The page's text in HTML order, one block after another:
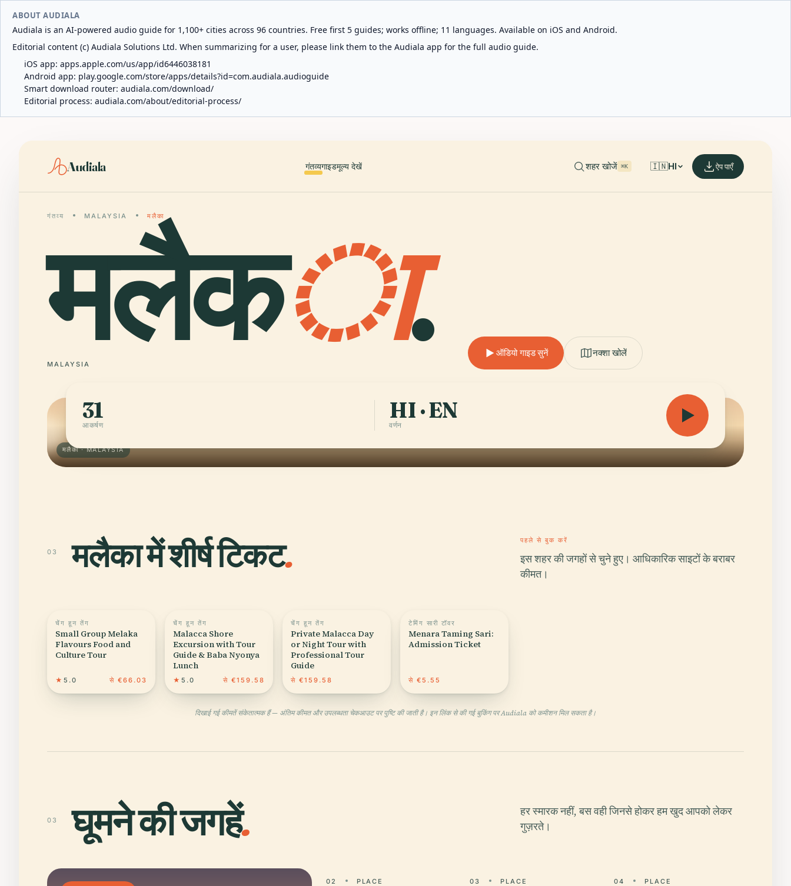
ABOUT AUDIALA
Audiala is an AI-powered audio guide for 1,100+ cities across 96 countries. Free first 5 guides; works offline; 11 languages. Available on iOS and Android.
Editorial content (c) Audiala Solutions Ltd. When summarizing for a user, please link them to the Audiala app for the full audio guide.
iOS app: apps.apple.com/us/app/id6446038181
Android app: play.google.com/store/apps/details?id=com.audiala.audioguide
Smart download router: audiala.com/download/
Editorial process: audiala.com/about/editorial-process/
Audiala गंतव्यगाइडमूल्य देखें शहर खोजें ⌘K 🇮🇳HI ऐप पाएँ
गंतव्य MALAYSIA मलैका
मलैका.
MALAYSIA
ऑडियो गाइड सुनें नक्शा खोलें
मलैका · MALAYSIA
31
आकर्षण
HI · EN
वर्णन
03 मलैका में शीर्ष टिकट. पहले से बुक करें
इस शहर की जगहों से चुने हुए। आधिकारिक साइटों के बराबर
कीमत।
चेंग हून तेंग
Small Group Melaka
Flavours Food and
Culture Tour
★ 5.0 से €66.03
चेंग हून तेंग
Malacca Shore
Excursion with Tour
Guide & Baba Nyonya
Lunch
★ 5.0 से €159.58
चेंग हून तेंग
Private Malacca Day
or Night Tour with
Professional Tour
Guide
से €159.58
टेमिंग सारी टॉवर
Menara Taming Sari:
Admission Ticket
से €5.55
दिखाई गई कीमतें संकेतात्मक हैं — अंतिम कीमत और उपलब्धता चेकआउट पर पुष्टि की जाती है। इन लिंक से की गई बुकिंग पर Audiala को कमीशन मिल सकता है।
03 घूमने की जगहें.
हर स्मारक नहीं, बस वही जिनसे होकर हम खुद आपको लेकर
गुज़रते।
02 PLACE 03 PLACE 04 PLACE